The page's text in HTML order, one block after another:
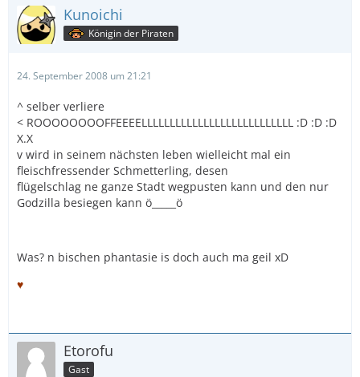
Kunoichi
Königin der Piraten
24. September 2008 um 21:21
^ selber verliere
< ROOOOOOOOFFEEEELLLLLLLLLLLLLLLLLLLLLLLLLLL :D :D :D
X.X
v wird in seinem nächsten leben wielleicht mal ein
fleischfressender Schmetterling, desen
flügelschlag ne ganze Stadt wegpusten kann und den nur
Godzilla besiegen kann ö_____ö
Was? n bischen phantasie is doch auch ma geil xD
♥
Etorofu
Gast